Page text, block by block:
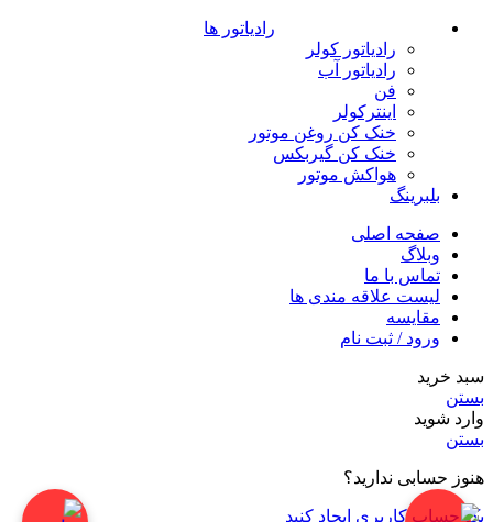
رادیاتور ها
رادیاتور کولر
رادیاتور آب
فن
اینترکولر
خنک کن روغن موتور
خنک کن گیربکس
هواکش موتور
بلبرینگ
صفحه اصلی
وبلاگ
تماس با ما
لیست علاقه مندی ها
مقایسه
ورود / ثبت نام
سبد خرید
بستن
وارد شوید
بستن
هنوز حسابی ندارید؟
یک حساب کاربری ایجاد کنید